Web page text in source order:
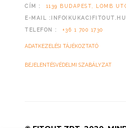
CÍM :
1139 BUDAPEST, LOMB
E-MAIL :INFO(KUKAC)FITOUT.HU
TELEFON :
+36 1 700 1730
ADATKEZELÉSI TÁJÉKOZTATÓ
BEJELENTÉSVÉDELMI SZABÁLYZAT